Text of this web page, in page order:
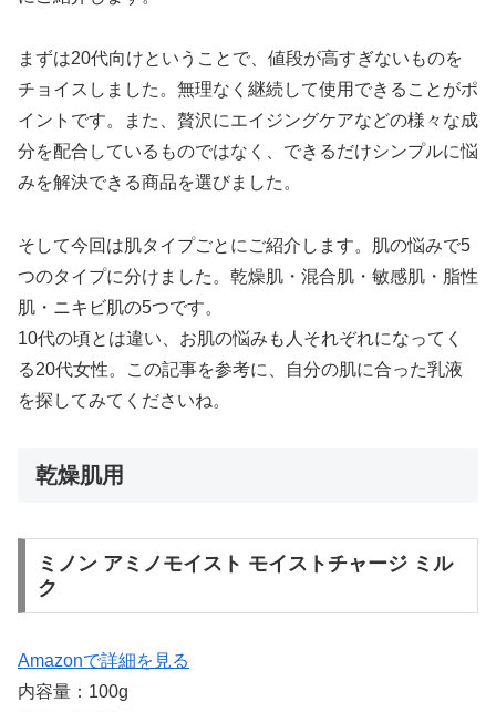
まずは20代向けということで、値段が高すぎないものを
チョイスしました。無理なく継続して使用できることがポ
イントです。また、贅沢にエイジングケアなどの様々な成
分を配合しているものではなく、できるだけシンプルに悩
みを解決できる商品を選びました。
そして今回は肌タイプごとにご紹介します。肌の悩みで5
つのタイプに分けました。乾燥肌・混合肌・敏感肌・脂性
肌・ニキビ肌の5つです。
10代の頃とは違い、お肌の悩みも人それぞれになってく
る20代女性。この記事を参考に、自分の肌に合った乳液
を探してみてくださいね。
乾燥肌用
ミノン アミノモイスト モイストチャージ ミル
ク
Amazonで詳細を見る
内容量：100g